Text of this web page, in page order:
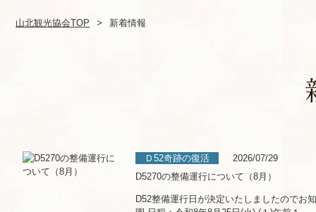
山北観光協会TOP 新着情報
Ｄ52奇跡の復活
2026/07/29
D5270の整備運行について（8月）
D52整備運行日が決定いたしましたのでお